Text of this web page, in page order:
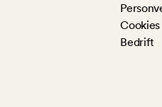
Cookies
Bedrift